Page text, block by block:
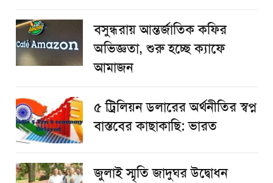
বসুন্ধরায় আন্তর্জাতিক কফির
অভিজ্ঞতা, শুরু হচ্ছে ক্যাফে
আমাজন
৫ ট্রিলিয়ন ডলারের অর্থনীতির স্বপ্ন
বাস্তবের কাছাকাছি: ভারত
জুলাই স্মৃতি জাদুঘর উদ্বোধন